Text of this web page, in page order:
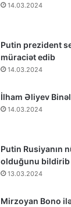
14.03.2024
Putin prezident
müraciət edib
14.03.2024
İlham Əliyev
14.03.2024
Putin Rusiyanın
olduğunu bildirib
13.03.2024
Mirzoyan Bono